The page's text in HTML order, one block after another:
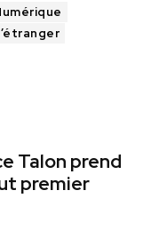
Talon prend
premier